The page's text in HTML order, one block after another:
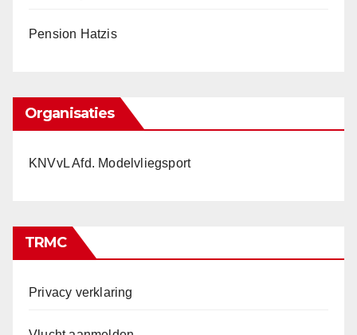
Pension Hatzis
Organisaties
KNVvL Afd. Modelvliegsport
TRMC
Privacy verklaring